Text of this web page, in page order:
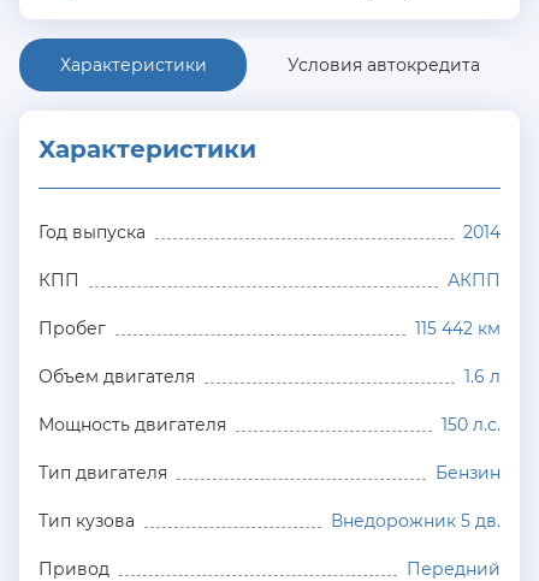
Характеристики Условия автокредита
Характеристики
Год выпуска 2014
КПП АКПП
Пробег 115 442 км
Объем двигателя 1.6 л
Мощность двигателя 150 л.с.
Тип двигателя Бензин
Тип кузова Внедорожник 5 дв.
Привод Передний